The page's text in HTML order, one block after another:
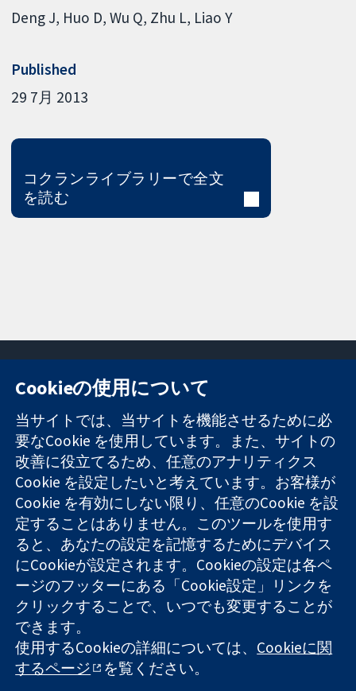
Deng J Huo D Wu Q Zhu L Liao Y
Published
29 7月 2013
コクランライブラリーで全文
を読む
信頼できるエビ
デンスと
情報に基づく意
思決定により
健康のさらなる
向上へ
11-13 Cavendish
Square
London
W1G 0AN
United Kingdom
お問い合わせ
ニュース
広報
コクランにつ
いて
採用
Cochrane
Library
コクラン・コラボレーションは、イングランド及びウェールズ
に登録された慈善団体（登録番号 1045921）および保証有限責
任会社（登録番号 03044323）です。付加価値税登録番号 GB
718 2127 49
Copyright © 2026 The Cochrane Collaboration
Cookieの使用について
当サイトでは、当サイトを機能させるために必
要なCookie を使用しています。また、サイトの
改善に役立てるため、任意のアナリティクス
Cookie を設定したいと考えています。お客様が
Cookie を有効にしない限り、任意のCookie を設
定することはありません。このツールを使用す
ると、あなたの設定を記憶するためにデバイス
にCookieが設定されます。Cookieの設定は各ペ
ージのフッターにある「Cookie設定」リンクを
クリックすることで、いつでも変更することが
できます。
使用するCookieの詳細については、 Cookieに関
するページ
を覧ください。